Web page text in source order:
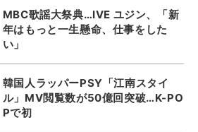
MBC歌謡大祭典…IVE ユジン、「新
年はもっと一生懸命、仕事をした
い」
韓国人ラッパーPSY「江南スタイ
ル」MV閲覧数が50億回突破…K-PO
Pで初